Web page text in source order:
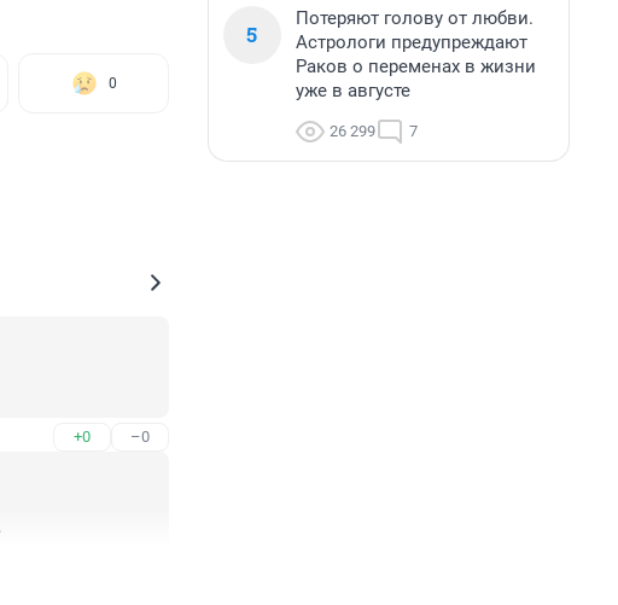
0
+0 –0
5
Потеряют голову от любви.
Астрологи предупреждают
Раков о переменах в жизни
уже в августе
26 299 7